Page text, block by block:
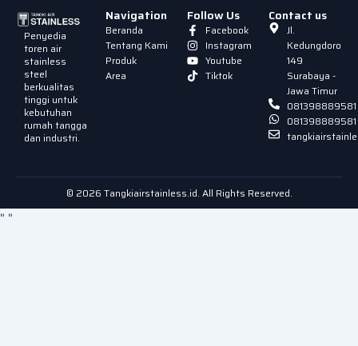
Penyedia
toren air
stainless
steel
berkualitas
tinggi untuk
kebutuhan
rumah tangga
dan industri.
Navigation
Beranda
Tentang Kami
Produk
Area
Follow Us
Facebook
Instagram
Youtube
Tiktok
Contact us
Jl.
Kedungdoro
149
Surabaya -
Jawa Timur
081398889581
081398889581
© 2026 Tangkiairstainless.id. All Rights Reserved.
" "